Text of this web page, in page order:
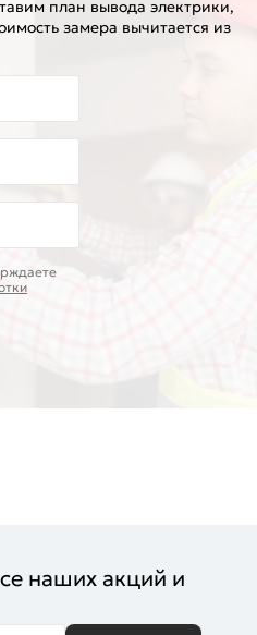
план вывода электрики,
замера вычитается из
наших акций и